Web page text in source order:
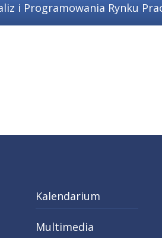
i Programowania Rynku
Kalendarium
Multimedia